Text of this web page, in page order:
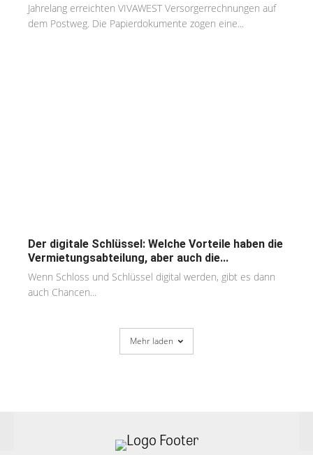
Jahrelang erreichten VIVAWEST Versorgerrechnungen auf
dem Postweg. Die Papierdokumente zogen eine...
Der digitale Schlüssel: Welche Vorteile haben die
Vermietungsabteilung, aber auch die...
Wenn Schloss und Schlüssel digital werden, gibt es dann
auch Chancen...
Mehr laden